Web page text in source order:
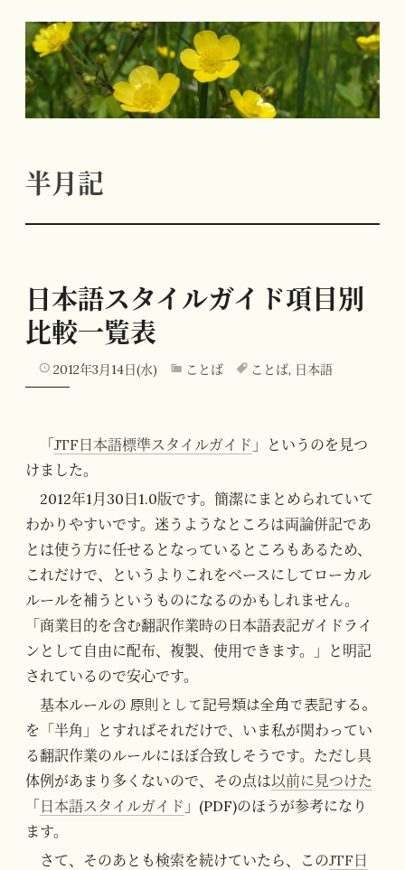
コ
ン
テ
ン
ス
半月記
日本語スタイルガイド項目別
比較一覧表
2012年3月14日(水) ことば ことば, 日本語
「JTF日本語標準スタイルガイド 」というのを見つ
けました。
2012年1月30日1.0版です。簡潔にまとめられていて
わかりやすいです。迷うようなところは両論併記であ
とは使う方に任せるとなっているところもあるため、
これだけで、というよりこれをベースにしてローカル
ルールを補うというものになるのかもしれません。
「商業目的を含む翻訳作業時の日本語表記ガイドライ
ンとして自由に配布、複製、使用できます。」と明記
されているので安心です。
基本ルールの 原則として記号類は全角で表記する。
を「半角」とすればそれだけで、いま私が関わってい
る翻訳作業のルールにほぼ合致しそうです。ただし具
体例があまり多くないので、その点は以前に見つけた
「日本語スタイルガイド 」(PDF)のほうが参考になり
ます。
さて、そのあとも検索を続けていたら、このJTF日